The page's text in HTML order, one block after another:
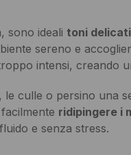
sono ideali toni
sereno e
intensi, creando
culle o persino una
ridipingere i
e senza stress.